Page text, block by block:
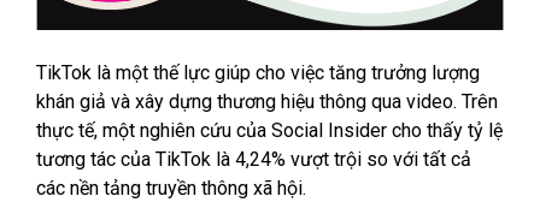
TikTok là một thế lực giúp cho việc tăng trưởng lượng
khán giả và xây dựng thương hiệu thông qua video. Trên
thực tế, một nghiên cứu của Social Insider cho thấy tỷ lệ
tương tác của TikTok là 4,24% vượt trội so với tất cả
các nền tảng truyền thông xã hội.